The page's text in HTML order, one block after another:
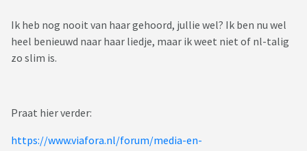
Ik heb nog nooit van haar gehoord, jullie wel? Ik ben nu wel
heel benieuwd naar haar liedje, maar ik weet niet of nl-talig
zo slim is.
Praat hier verder:
https://www.viafora.nl/forum/media-en-